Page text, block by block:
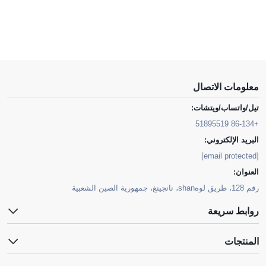
معلومات الاتصال
تيل/واتساب/ويتشات:
+86-134 51895519
البريد الإلكتروني:
[email protected]
العنوان:
رقم 128، طريق لوهshan، نانجينغ، جمهورية الصين الشعبية
روابط سريعة
المنتجات